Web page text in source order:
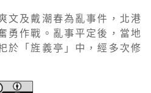
文及戴潮春為亂事件，北港
勇作戰。亂事平定後，當地
於「旌義亭」中，經多次修